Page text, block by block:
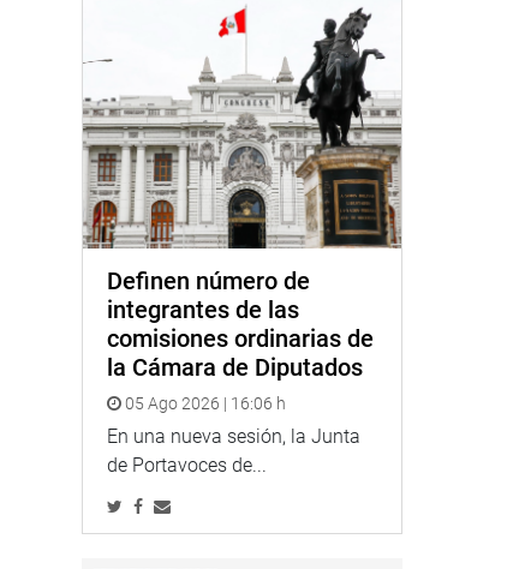
Definen número de
integrantes de las
comisiones ordinarias de
la Cámara de Diputados
05 Ago 2026 | 16:06 h
En una nueva sesión, la Junta
de Portavoces de...